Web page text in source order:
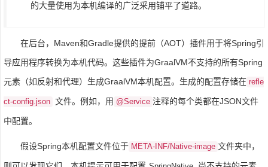
的大量使用为本机编译的广泛采用铺平了道路。
在后台，Maven和Gradle提供的提前（AOT）插件用于将Spring引
导应用程序转换为本机代码。这些插件为GraalVM不支持的所有Spring
元素（如反射和代理）生成GraalVM本机配置。生成的配置存储在 refle
ct-config.json 文件。例如，用 @Service 注释的每个类都在JSON文件
中配置。
假设Spring本机配置文件位于 META-INF/Native-image 文件夹中，